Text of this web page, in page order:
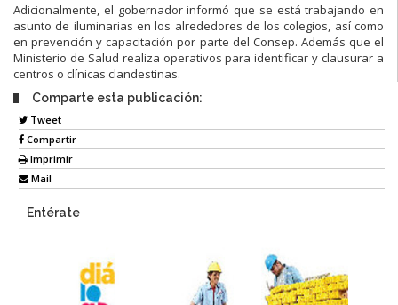
Adicionalmente, el gobernador informó que se está trabajando en
asunto de iluminarias en los alrededores de los colegios, así como
en prevención y capacitación por parte del Consep. Además que el
Ministerio de Salud realiza operativos para identificar y clausurar a
centros o clínicas clandestinas.
Comparte esta publicación:
Tweet
Compartir
Imprimir
Mail
Entérate